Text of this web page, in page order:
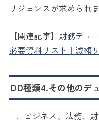
リジェンスが求められま
【関連記事】 財務デュ
必要資料リスト｜減額
DD種類4.その他のデ
IT、ビジネス、法務、